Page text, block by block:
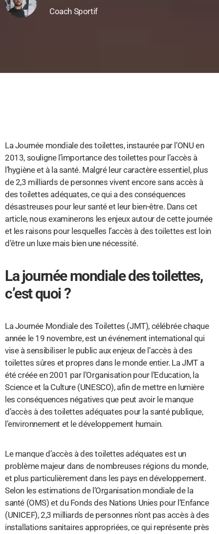
Coach Sportif
La Journée mondiale des toilettes, instaurée par l’ONU en
2013, souligne l’importance des toilettes pour l’accès à
l’hygiène et à la santé. Malgré leur caractère essentiel, plus
de 2,3 milliards de personnes vivent encore sans accès à
des toilettes adéquates, ce qui a des conséquences
désastreuses pour leur santé et leur bien-être. Dans cet
article, nous examinerons les enjeux autour de cette journée
et les raisons pour lesquelles l’accès à des toilettes est loin
d’être un luxe mais bien une nécessité.
La journée mondiale des toilettes,
c’est quoi ?
La Journée Mondiale des Toilettes (JMT), célébrée chaque
année le 19 novembre, est un événement international qui
vise à sensibiliser le public aux enjeux de l’accès à des
toilettes sûres et propres dans le monde entier. La JMT a
été créée en 2001 par l’Organisation pour l’Education, la
Science et la Culture (UNESCO), afin de mettre en lumière
les conséquences négatives que peut avoir le manque
d’accès à des toilettes adéquates pour la santé publique,
l’environnement et le développement humain.
Le manque d’accès à des toilettes adéquates est un
problème majeur dans de nombreuses régions du monde,
et plus particulièrement dans les pays en développement.
Selon les estimations de l’Organisation mondiale de la
santé (OMS) et du Fonds des Nations Unies pour l’Enfance
(UNICEF), 2,3 milliards de personnes n’ont pas accès à des
installations sanitaires appropriées, ce qui représente près